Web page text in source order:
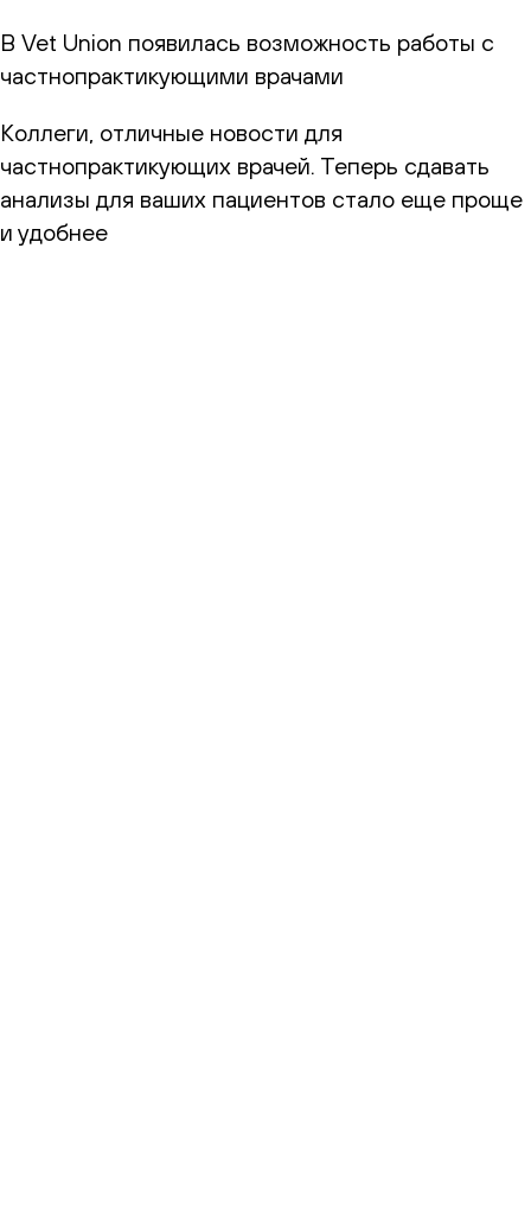
В Vet Union появилась возможность работы с
частнопрактикующими врачами
Коллеги, отличные новости для
частнопрактикующих врачей. Теперь сдавать
анализы для ваших пациентов стало еще проще
и удобнее